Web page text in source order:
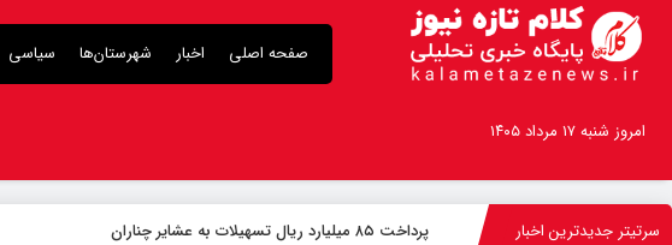
صفحه اصلی اخبار شهرستان‌ها سیاسی
امروز شنبه ۱۷ مرداد ۱۴۰۵
سرتیتر جدیدترین اخبار پرداخت ۸۵ میلیارد ریال تسهیلات به عشایر چناران